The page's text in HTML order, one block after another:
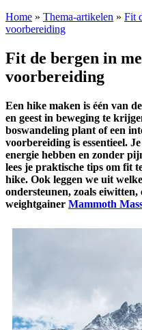
Home » Thema-artikelen » Fit
voorbereiding
Fit de bergen in
voorbereiding
Een hike maken is één van
en geest in beweging te
boswandeling plant of een
voorbereiding is essentieel.
energie hebben en zonder
lees je praktische tips om fit
hike. Ook leggen we uit
ondersteunen, zoals
weightgainer Mammoth